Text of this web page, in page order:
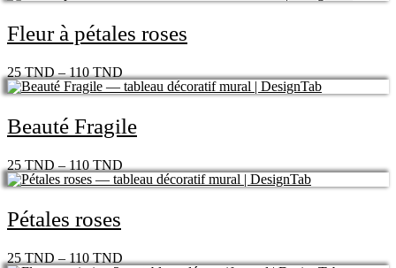
Fleur à pétales roses
25TND–110TND
Beauté Fragile
25TND–110TND
Pétales roses
25TND–110TND